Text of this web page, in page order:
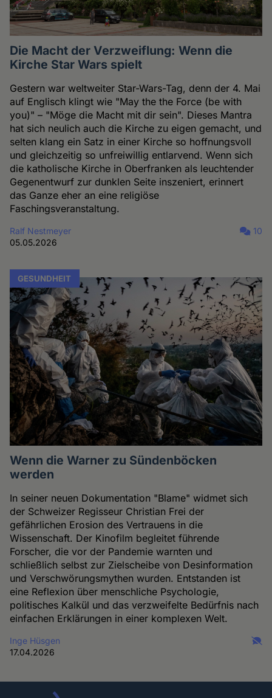
Die Macht der Verzweiflung: Wenn die
Kirche Star Wars spielt
Gestern war weltweiter Star-Wars-Tag, denn der 4. Mai
auf Englisch klingt wie "May the the Force (be with
you)" – "Möge die Macht mit dir sein". Dieses Mantra
hat sich neulich auch die Kirche zu eigen gemacht, und
selten klang ein Satz in einer Kirche so hoffnungsvoll
und gleichzeitig so unfreiwillig entlarvend. Wenn sich
die katholische Kirche in Oberfranken als leuchtender
Gegenentwurf zur dunklen Seite inszeniert, erinnert
das Ganze eher an eine religiöse
Faschingsveranstaltung.
Ralf Nestmeyer
05.05.2026
10
GESUNDHEIT
Wenn die Warner zu Sündenböcken
werden
In seiner neuen Dokumentation "Blame" widmet sich
der Schweizer Regisseur Christian Frei der
gefährlichen Erosion des Vertrauens in die
Wissenschaft. Der Kinofilm begleitet führende
Forscher, die vor der Pandemie warnten und
schließlich selbst zur Zielscheibe von Desinformation
und Verschwörungsmythen wurden. Entstanden ist
eine Reflexion über menschliche Psychologie,
politisches Kalkül und das verzweifelte Bedürfnis nach
einfachen Erklärungen in einer komplexen Welt.
Inge Hüsgen
17.04.2026